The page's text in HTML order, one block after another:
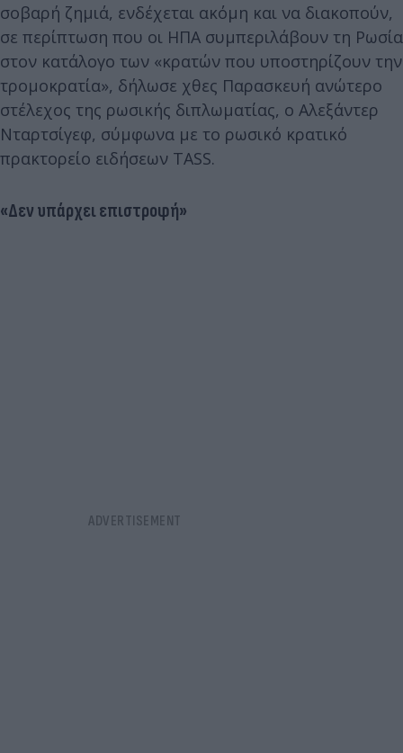
σοβαρή ζημιά, ενδέχεται ακόμη και να διακοπούν,
σε περίπτωση που οι ΗΠΑ συμπεριλάβουν τη Ρωσία
στον κατάλογο των «κρατών που υποστηρίζουν την
τρομοκρατία», δήλωσε χθες Παρασκευή ανώτερο
στέλεχος της ρωσικής διπλωματίας, ο Αλεξάντερ
Νταρτσίγεφ, σύμφωνα με το ρωσικό κρατικό
πρακτορείο ειδήσεων TASS.
«Δεν υπάρχει επιστροφή»